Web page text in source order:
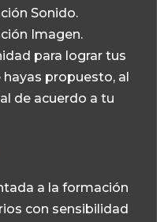
Sonido.
Imagen.
para lograr tus
propuesto, al
de acuerdo a tu
a la formación
con sensibilidad